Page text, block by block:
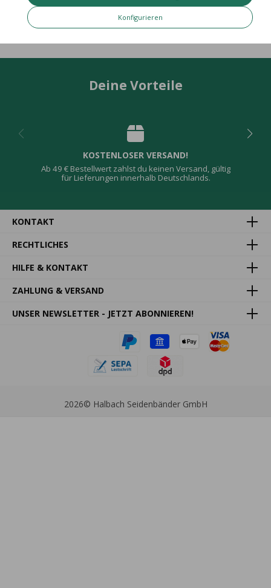
Bewertungen
Deine Vorteile
KOSTENLOSER VERSAND!
Ab 49 € Bestellwert zahlst du keinen Versand, gültig
für Lieferungen innerhalb Deutschlands.
KONTAKT
RECHTLICHES
HILFE & KONTAKT
ZAHLUNG & VERSAND
UNSER NEWSLETTER - JETZT ABONNIEREN!
2026© Halbach Seidenbänder GmbH
Konfigurieren